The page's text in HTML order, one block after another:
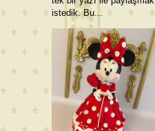
istedik. Bu...